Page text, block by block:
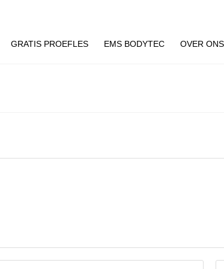
GRATIS PROEFLES EMS BODYTEC OVER ONS